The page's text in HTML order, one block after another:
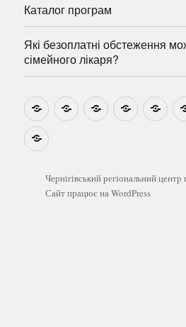
Каталог програм
Які безоплатні обстеження
сімейного лікаря?
НовиниНавчально-
методичні
Ми
на
Звіти Про
Які
безоплатні
можна
пройти
у
Чернігівський регіональний центр
Сайт працює на WordPress